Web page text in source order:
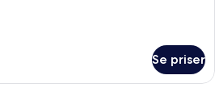
Se priser